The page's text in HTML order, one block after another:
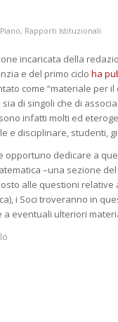
, Rapporti Istituzionali
incaricata della
e del primo ciclo ha
come “materiale per
di singoli che di
infatti molti ed
e disciplinare, studenti,
opportuno dedicare a
–una sezione
alle questioni
i Soci troveranno in
eventuali ulteriori